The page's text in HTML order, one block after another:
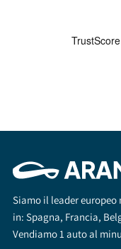
Siamo il leader europeo
in: Spagna, Francia,
Vendiamo 1 auto al